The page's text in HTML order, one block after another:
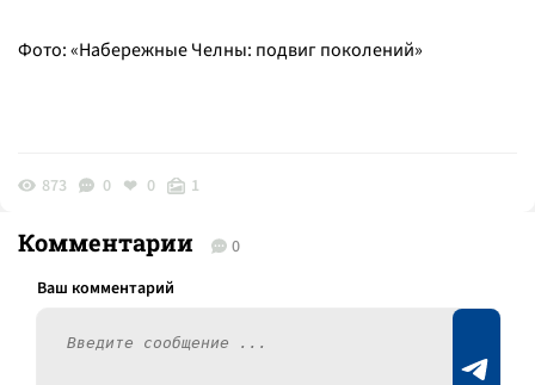
Фото: «Набережные Челны: подвиг поколений»
873 0 0 1
Комментарии 0